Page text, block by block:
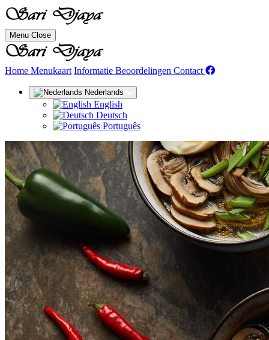
Menu Close
Home (huidige)
Menukaart Informatie Beoordelingen Contact
Nederlands
English
Deutsch
Português